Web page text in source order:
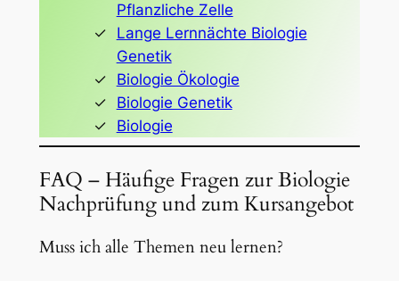
Pflanzliche Zelle
Lange Lernnächte Biologie
Genetik
Biologie Ökologie
Biologie Genetik
Biologie
FAQ – Häufige Fragen zur Biologie
Nachprüfung und zum Kursangebot
Muss ich alle Themen neu lernen?